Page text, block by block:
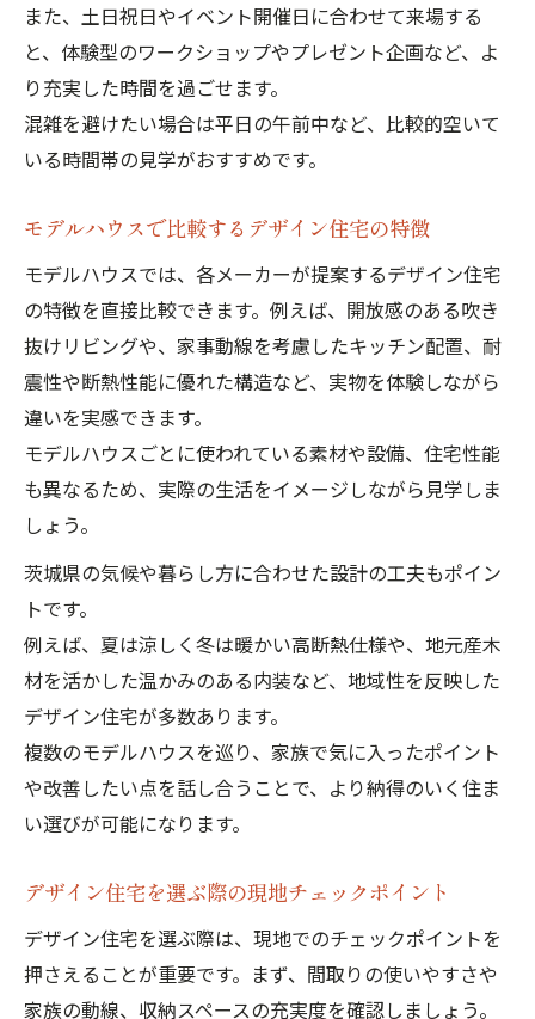
また、土日祝日やイベント開催日に合わせて来場する
と、体験型のワークショップやプレゼント企画など、よ
り充実した時間を過ごせます。
混雑を避けたい場合は平日の午前中など、比較的空いて
いる時間帯の見学がおすすめです。
モデルハウスで比較するデザイン住宅の特徴
モデルハウスでは、各メーカーが提案するデザイン住宅
の特徴を直接比較できます。例えば、開放感のある吹き
抜けリビングや、家事動線を考慮したキッチン配置、耐
震性や断熱性能に優れた構造など、実物を体験しながら
違いを実感できます。
モデルハウスごとに使われている素材や設備、住宅性能
も異なるため、実際の生活をイメージしながら見学しま
しょう。
茨城県の気候や暮らし方に合わせた設計の工夫もポイン
トです。
例えば、夏は涼しく冬は暖かい高断熱仕様や、地元産木
材を活かした温かみのある内装など、地域性を反映した
デザイン住宅が多数あります。
複数のモデルハウスを巡り、家族で気に入ったポイント
や改善したい点を話し合うことで、より納得のいく住ま
い選びが可能になります。
デザイン住宅を選ぶ際の現地チェックポイント
デザイン住宅を選ぶ際は、現地でのチェックポイントを
押さえることが重要です。まず、間取りの使いやすさや
家族の動線、収納スペースの充実度を確認しましょう。